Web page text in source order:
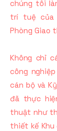
chúng tôi
trí tuệ của
Phòng Giao
Không chỉ
công
cán bộ và
đã thực
thuật như
thiết kế